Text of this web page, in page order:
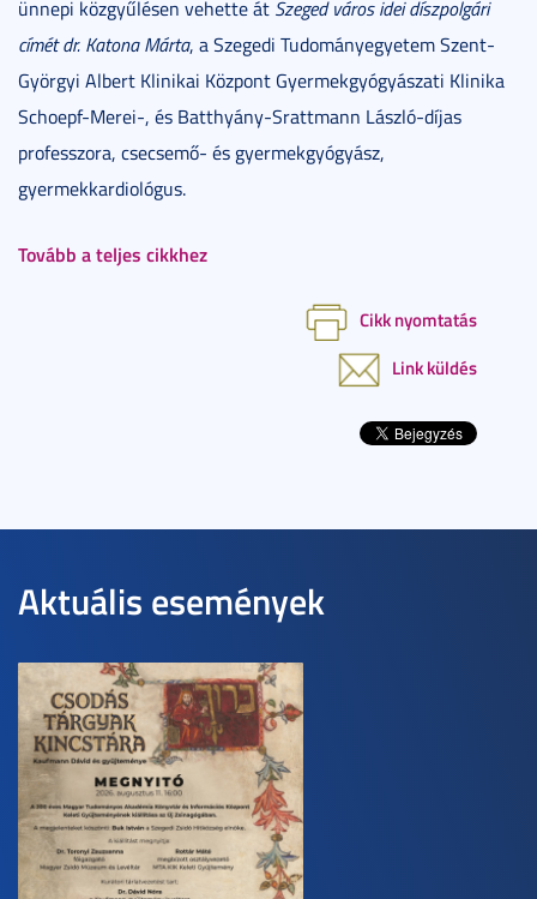
ünnepi közgyűlésen vehette át Szeged város idei díszpolgári
címét dr. Katona Márta, a Szegedi Tudományegyetem Szent-
Györgyi Albert Klinikai Központ Gyermekgyógyászati Klinika
Schoepf-Merei-, és Batthyány-Srattmann László-díjas
professzora, csecsemő- és gyermekgyógyász,
gyermekkardiológus.
Tovább a teljes cikkhez
Cikk nyomtatás
Link küldés
Aktuális események